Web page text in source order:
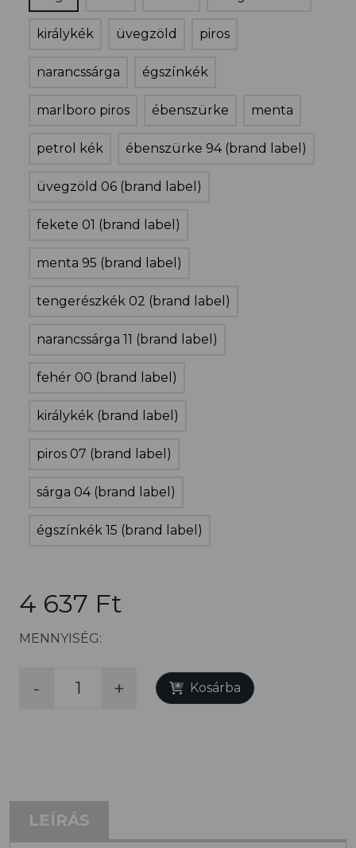
királykék üvegzöld piros
narancssárga égszínkék
marlboro piros ébenszürke menta
petrol kék ébenszürke 94 (brand label)
üvegzöld 06 (brand label)
fekete 01 (brand label)
menta 95 (brand label)
tengerészkék 02 (brand label)
narancssárga 11 (brand label)
fehér 00 (brand label)
királykék (brand label)
piros 07 (brand label)
sárga 04 (brand label)
égszínkék 15 (brand label)
4 637 Ft
MENNYISÉG:
- + Kosárba
LEÍRÁS